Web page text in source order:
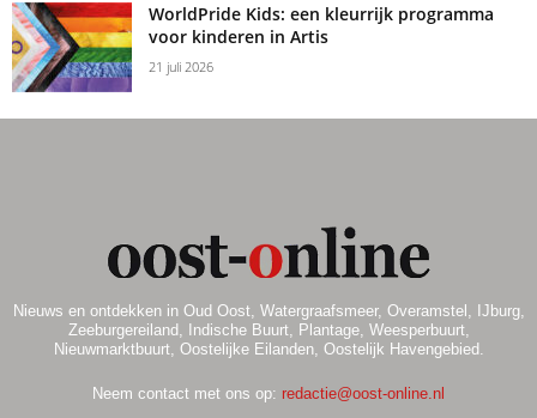
WorldPride Kids: een kleurrijk programma
voor kinderen in Artis
21 juli 2026
Nieuws en ontdekken in Oud Oost, Watergraafsmeer, Overamstel, IJburg,
Zeeburgereiland, Indische Buurt, Plantage, Weesperbuurt,
Nieuwmarktbuurt, Oostelijke Eilanden, Oostelijk Havengebied.
Neem contact met ons op: redactie@oost-online.nl